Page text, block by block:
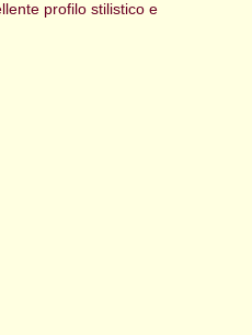
profilo stilistico e